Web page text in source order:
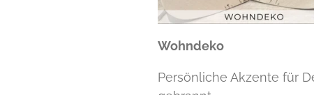
Wohndeko
Persönliche Akzente für